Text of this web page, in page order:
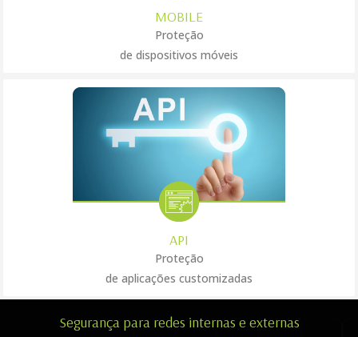
MOBILE
Proteção
de dispositivos móveis
API
Proteção
de aplicações customizadas
Segurança para redes internas e externas